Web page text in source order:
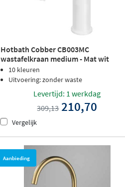
Hotbath Cobber CB003MC
wastafelkraan medium - Mat wit
10 kleuren
Uitvoering: zonder waste
Levertijd: 1 werkdag
309,13 210,70
Vergelijk
Aanbieding